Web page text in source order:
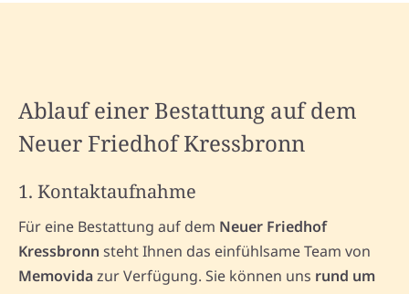
Ablauf einer Bestattung auf dem
Neuer Friedhof Kressbronn
1. Kontaktaufnahme
Für eine Bestattung auf dem Neuer Friedhof
Kressbronn steht Ihnen das einfühlsame Team von
Memovidazur Verfügung. Sie können uns rund um